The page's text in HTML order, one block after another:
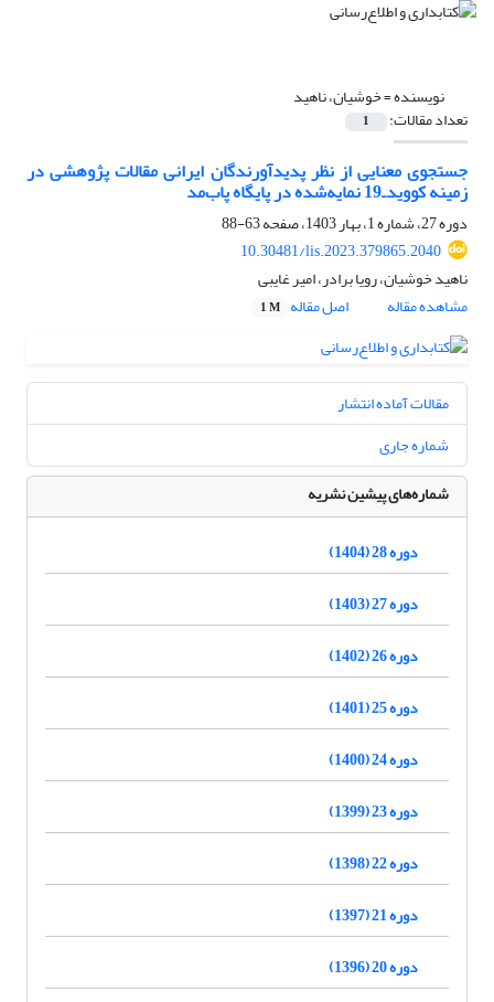
نویسنده =خوشیان، ناهید
تعداد مقالات: 1
جستجوی معنایی از نظر پدیدآورندگان ایرانی مقالات پژوهشی در
زمینه کوویدـ19 نمایه‌شده در پایگاه پاب‌مد
دوره 27، شماره 1، بهار 1403، صفحه
63-88
10.30481/lis.2023.379865.2040
ناهید خوشیان، رویا برادر، امیر غایبی
مشاهده مقاله
اصل مقاله 1 M
مقالات آماده انتشار
شماره جاری
شماره‌های پیشین نشریه
دوره 28 (1404)
دوره 27 (1403)
دوره 26 (1402)
دوره 25 (1401)
دوره 24 (1400)
دوره 23 (1399)
دوره 22 (1398)
دوره 21 (1397)
دوره 20 (1396)